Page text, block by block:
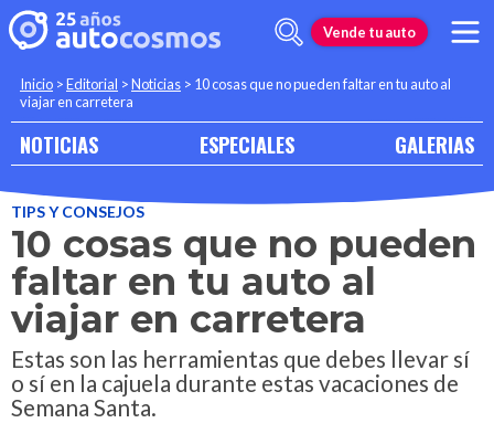
Vende tu auto
Inicio >Editorial >Noticias > 10 cosas que no pueden faltar en tu auto al
viajar en carretera
NOTICIAS ESPECIALES GALERIAS
TIPS Y CONSEJOS
10 cosas que no pueden
faltar en tu auto al
viajar en carretera
Estas son las herramientas que debes llevar sí
o sí en la cajuela durante estas vacaciones de
Semana Santa.